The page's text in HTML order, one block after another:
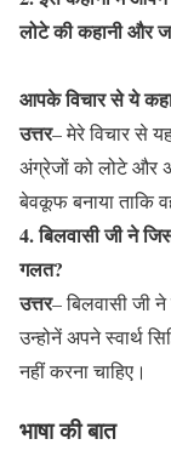
लोटे की कहानी और
आपके विचार से ये
उत्तर– मेरे विचार से
अंग्रेजों को लोटे और
बेवकूफ बनाया ताकि
4. बिलवासी जी ने
गलत?
उत्तर– बिलवासी जी
उन्होनें अपने स्वार्थ
नहीं करना चाहिए।
भाषा की बात